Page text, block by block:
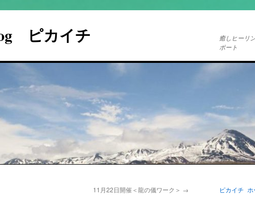
ピカイチ
癒しヒーリ
ポート
11月22日開催＜龍の儀ワーク＞ → ピカイチ ホ